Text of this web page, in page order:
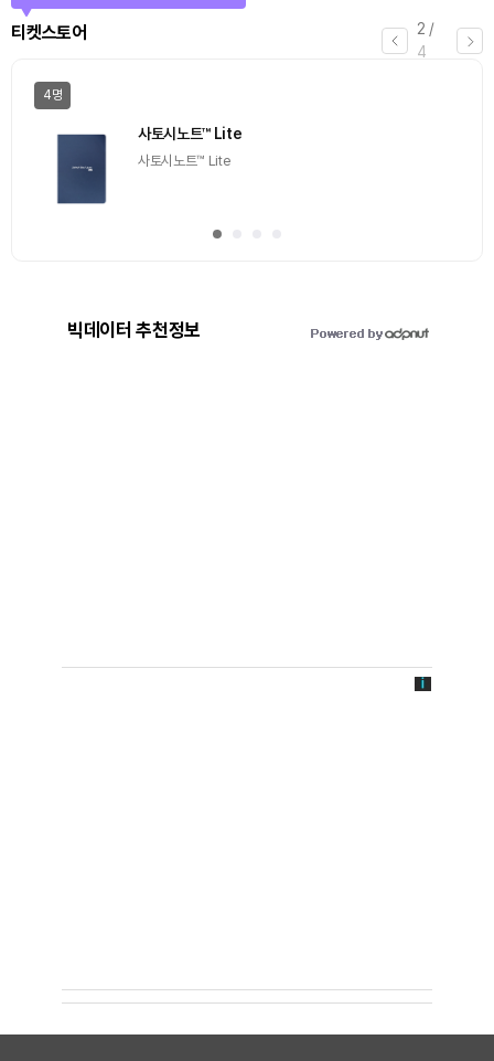
3 /
4
에어드랍
일반
[Episode 12] IXO™2024 참여하고, 2억원 상당 에어
드랍 받자!
빅데이터 추천정보